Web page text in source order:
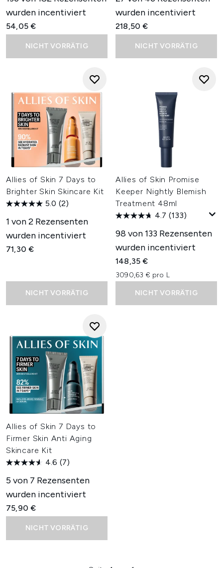
wurden incentiviert
54,05 €
NICHT VORRÄTIG
wurden incentiviert
218,50 €
NICHT VORRÄTIG
Allies of Skin 7 Days to
Brighter Skin Skincare Kit
5.0 (2)
1 von 2 Rezensenten
wurden incentiviert
71,30 €
NICHT VORRÄTIG
Allies of Skin Promise
Keeper Nightly Blemish
Treatment 48ml
4.7 (133)
98 von 133 Rezensenten
wurden incentiviert
148,35 €
3090,63 € pro L
NICHT VORRÄTIG
Allies of Skin 7 Days to
Firmer Skin Anti Aging
Skincare Kit
4.6 (7)
5 von 7 Rezensenten
wurden incentiviert
75,90 €
NICHT VORRÄTIG